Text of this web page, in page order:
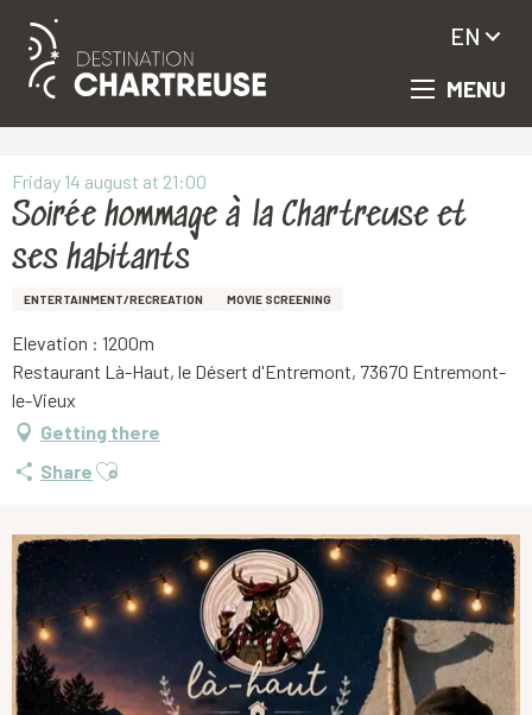
Aller
principal
MENU
EN
Friday 14 august at 21:00
Soirée hommage à la Chartreuse et
ses habitants
ENTERTAINMENT/RECREATION MOVIE SCREENING
Elevation : 1200m
Restaurant Là-Haut, le Désert d'Entremont, 73670 Entremont-
le-Vieux
Getting there
Share Ajouter aux favoris